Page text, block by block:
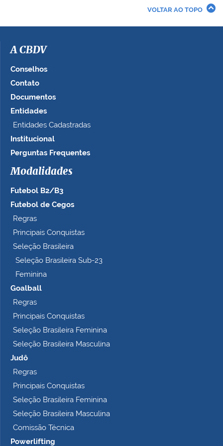
i
a
e
o
t
a
n
o
o
m
e
t
VOLTAR AO TOPO
A CBDV
Conselhos
Contato
Documentos
Entidades
Entidades Cadastradas
Institucional
Perguntas Frequentes
Modalidades
Futebol B2/B3
Futebol de Cegos
Regras
Principais Conquistas
Seleção Brasileira
Seleção Brasileira Sub-23
Feminina
Goalball
Regras
Principais Conquistas
Seleção Brasileira Feminina
Seleção Brasileira Masculina
Judô
Regras
Principais Conquistas
Seleção Brasileira Feminina
Seleção Brasileira Masculina
Comissão Técnica
Powerlifting